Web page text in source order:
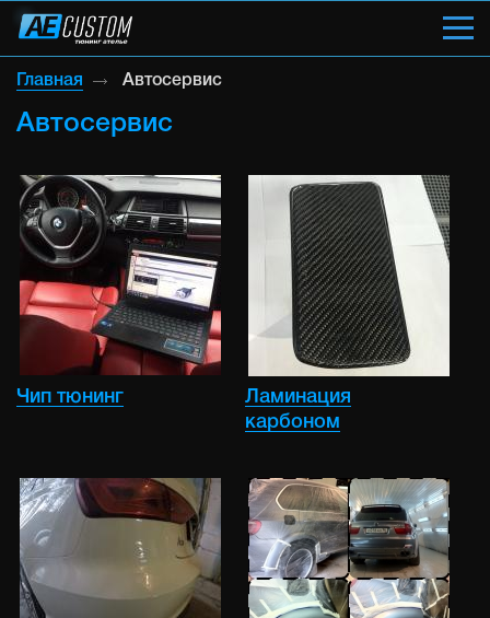
Главная Автосервис
Автосервис
Чип тюнинг
Ламинация
карбоном